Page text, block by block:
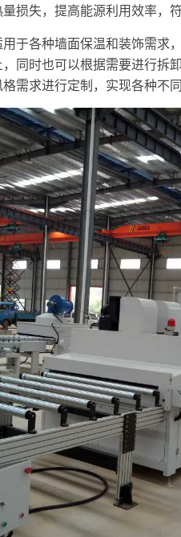
损失，提高能源利用效率，
于各种墙面保温和装饰需求
同时也可以根据需要进行拆
需求进行定制， 实现各种不